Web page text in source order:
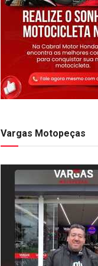
Vargas Motopeças